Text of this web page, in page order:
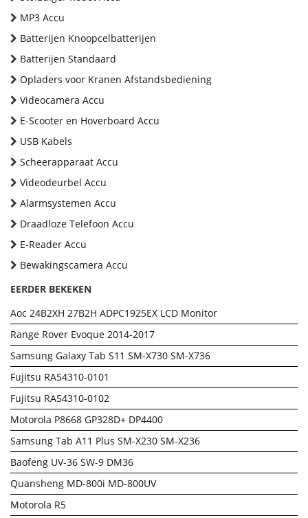
MP3 Accu
Batterijen Knoopcelbatterijen
Batterijen Standaard
Opladers voor Kranen Afstandsbediening
Videocamera Accu
E-Scooter en Hoverboard Accu
USB Kabels
Scheerapparaat Accu
Videodeurbel Accu
Alarmsystemen Accu
Draadloze Telefoon Accu
E-Reader Accu
Bewakingscamera Accu
EERDER BEKEKEN
Aoc 24B2XH 27B2H ADPC1925EX LCD Monitor
Range Rover Evoque 2014-2017
Samsung Galaxy Tab S11 SM-X730 SM-X736
Fujitsu RA54310-0101
Fujitsu RA54310-0102
Motorola P8668 GP328D+ DP4400
Samsung Tab A11 Plus SM-X230 SM-X236
Baofeng UV-36 SW-9 DM36
Quansheng MD-800i MD-800UV
Motorola R5